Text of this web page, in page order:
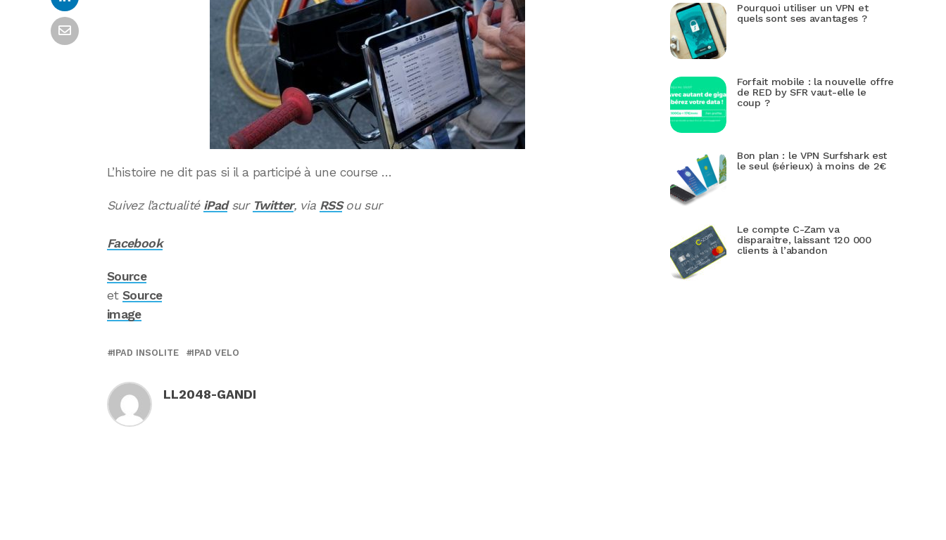
L’histoire ne dit pas si il a participé à une course …
Suivez l’actualité iPadsur Twitter, via RSSou sur
Facebook
Source
etSource
image
IPAD INSOLITE IPAD VELO
LL2048-GANDI
Pourquoi utiliser un VPN et
quels sont ses avantages ?
Forfait mobile : la nouvelle offre
de RED by SFR vaut-elle le
coup ?
Bon plan : le VPN Surfshark est
le seul (sérieux) à moins de 2€
Le compte C-Zam va
disparaitre, laissant 120 000
clients à l’abandon